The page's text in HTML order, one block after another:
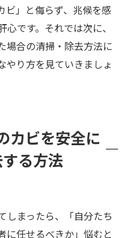
ビ」と侮らず、兆候を感
です。それでは次に、
場合の清掃・除去方法に
やり方を見ていきましょ
カビを安全に
る方法
しまったら、「自分たち
に任せるべきか」悩むと